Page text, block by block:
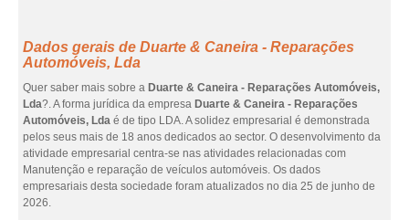
Dados gerais de Duarte & Caneira - Reparações
Automóveis, Lda
Quer saber mais sobre a Duarte & Caneira - Reparações Automóveis,
Lda?. A forma jurídica da empresa Duarte & Caneira - Reparações
Automóveis, Lda é de tipo LDA. A solidez empresarial é demonstrada
pelos seus mais de 18 anos dedicados ao sector. O desenvolvimento da
atividade empresarial centra-se nas atividades relacionadas com
Manutenção e reparação de veículos automóveis. Os dados
empresariais desta sociedade foram atualizados no dia 25 de junho de
2026.